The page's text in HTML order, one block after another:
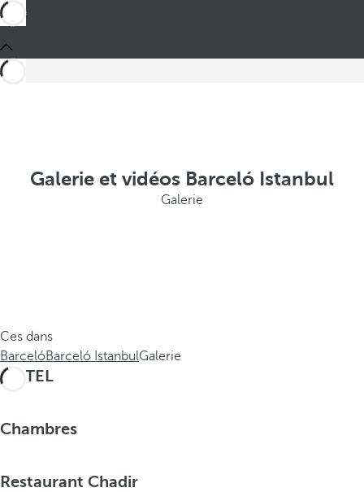
Galerie et vidéos Barceló Istanbul
Galerie
Ces dans
BarcelóBarceló IstanbulGalerie
HÔTEL
Chambres
Restaurant Chadir